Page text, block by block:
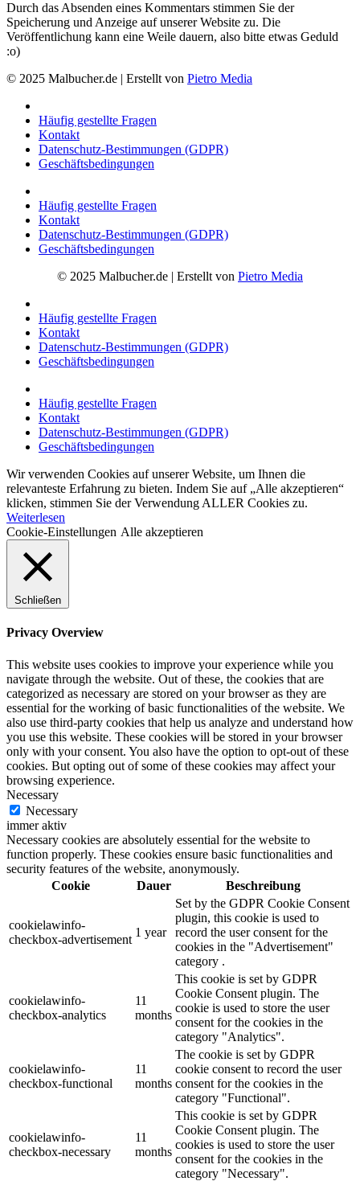
Durch das Absenden eines Kommentars stimmen Sie der
Speicherung und Anzeige auf unserer Website zu. Die
Veröffentlichung kann eine Weile dauern, also bitte etwas Geduld
:o)
© 2025 Malbucher.de | Erstellt von Pietro Media
Häufig gestellte Fragen
Kontakt
Datenschutz-Bestimmungen (GDPR)
Geschäftsbedingungen
Häufig gestellte Fragen
Kontakt
Datenschutz-Bestimmungen (GDPR)
Geschäftsbedingungen
© 2025 Malbucher.de | Erstellt von Pietro Media
Häufig gestellte Fragen
Kontakt
Datenschutz-Bestimmungen (GDPR)
Geschäftsbedingungen
Häufig gestellte Fragen
Kontakt
Datenschutz-Bestimmungen (GDPR)
Geschäftsbedingungen
Wir verwenden Cookies auf unserer Website, um Ihnen die
relevanteste Erfahrung zu bieten. Indem Sie auf „Alle akzeptieren“
klicken, stimmen Sie der Verwendung ALLER Cookies zu.
Weiterlesen
Cookie-Einstellungen Alle akzeptieren
Schließen
Privacy Overview
This website uses cookies to improve your experience while you
navigate through the website. Out of these, the cookies that are
categorized as necessary are stored on your browser as they are
essential for the working of basic functionalities of the website. We
also use third-party cookies that help us analyze and understand how
you use this website. These cookies will be stored in your browser
only with your consent. You also have the option to opt-out of these
cookies. But opting out of some of these cookies may affect your
browsing experience.
Necessary
Necessary
immer aktiv
Necessary cookies are absolutely essential for the website to
function properly. These cookies ensure basic functionalities and
security features of the website, anonymously.
Cookie
Dauer Beschreibung
cookielawinfo-
checkbox-advertisement
1 year
Set by the GDPR Cookie Consent
plugin, this cookie is used to
record the user consent for the
cookies in the "Advertisement"
category .
cookielawinfo-
checkbox-analytics
11
months
This cookie is set by GDPR
Cookie Consent plugin. The
cookie is used to store the user
consent for the cookies in the
category "Analytics".
cookielawinfo-
checkbox-functional
11
months
The cookie is set by GDPR
cookie consent to record the user
consent for the cookies in the
category "Functional".
cookielawinfo-
checkbox-necessary
11
months
This cookie is set by GDPR
Cookie Consent plugin. The
cookies is used to store the user
consent for the cookies in the
category "Necessary".